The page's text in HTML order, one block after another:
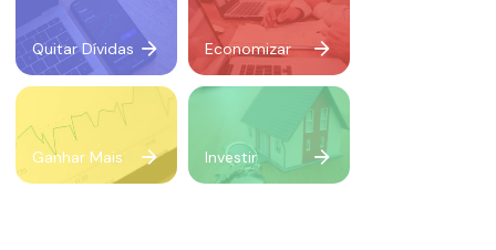
Quitar Dívidas Economizar
Ganhar Mais Investir